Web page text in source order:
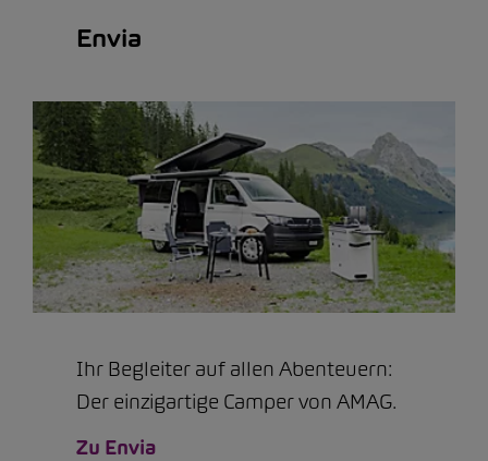
Envia
Ihr Begleiter auf allen Abenteuern:
Der einzigartige Camper von AMAG.
Zu Envia